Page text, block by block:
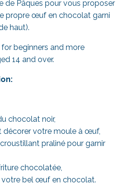
de Pâques pour vous proposer
propre œuf en chocolat garni
haut).
beginners and more
14 and over.
chocolat noir,
décorer votre moule à œuf,
praliné pour garnir
chocolatée,
votre bel œuf en chocolat.